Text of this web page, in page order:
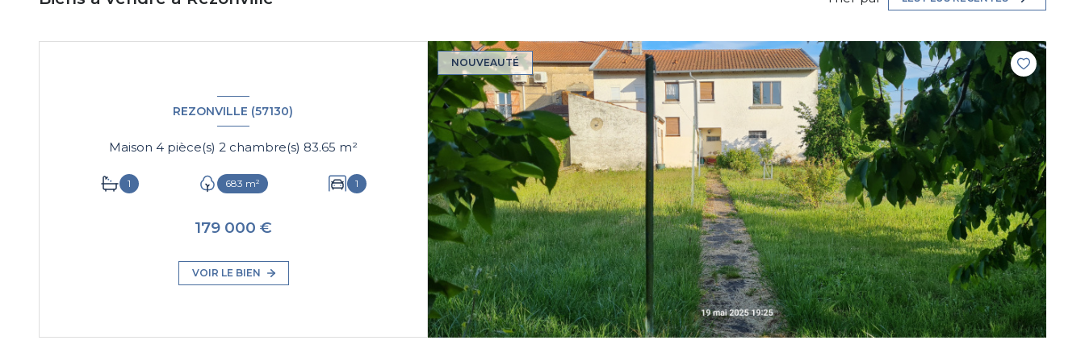
NOUVEAUTÉ
REZONVILLE (57130)
Maison 4 pièce(s) 2 chambre(s) 83.65 m²
1 683 m² 1
179 000 €
VOIR LE BIEN